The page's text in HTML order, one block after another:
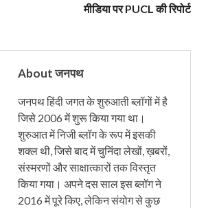
मीडिया पर PUCL की रिपोर्ट
About जनपथ
जनपथ हिंदी जगत के शुरुआती ब्लॉगों में है
जिसे 2006 में शुरू किया गया था।
शुरुआत में निजी ब्लॉग के रूप में इसकी
शक्ल थी, जिसे बाद में चुनिंदा लेखों, ख़बरों,
संस्मरणों और साक्षात्कारों तक विस्तृत
किया गया। अपने दस साल इस ब्लॉग ने
2016 में पूरे किए, लेकिन संयोग से कुछ